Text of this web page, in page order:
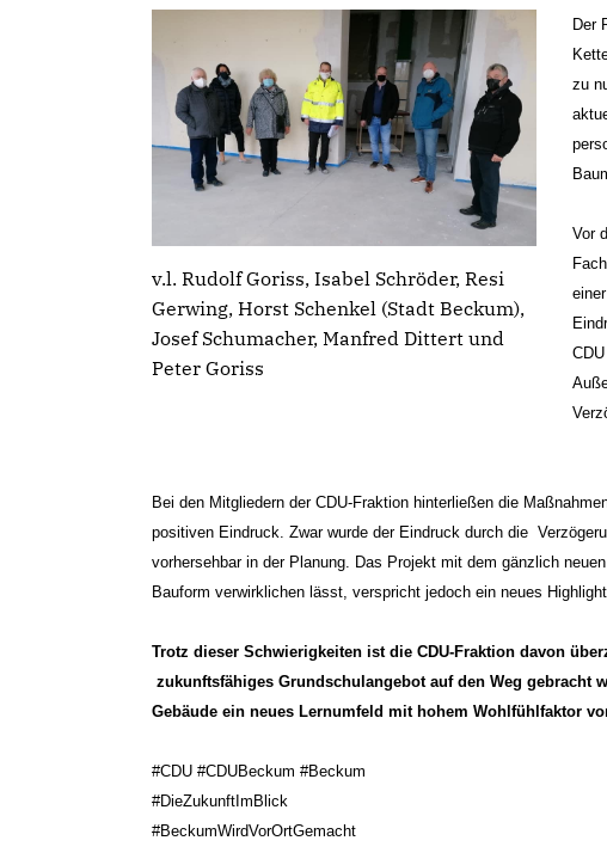
v.l. Rudolf Goriss, Isabel Schröder, Resi
Gerwing, Horst Schenkel (Stadt Beckum),
Josef Schumacher, Manfred Dittert und
Peter Goriss
Der
zu
Vor
Bei den Mitgliedern der CDU-Fraktion hinterließen die
positiven Eindruck. Zwar wurde der Eindruck durch die
vorhersehbar in der Planung. Das Projekt mit dem gänzlich
Bauform verwirklichen lässt, verspricht jedoch ein neues
Trotz dieser Schwierigkeiten ist die CDU-Fraktion davon
zukunftsfähiges Grundschulangebot auf den Weg gebracht
Gebäude ein neues Lernumfeld mit hohem Wohlfühlfaktor
#CDU #CDUBeckum #Beckum
#DieZukunftImBlick
#BeckumWirdVorOrtGemacht